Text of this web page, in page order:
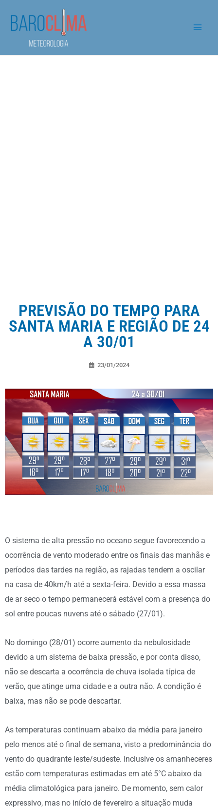
PREVISÃO DO TEMPO PARA
SANTA MARIA E REGIÃO DE 24
A 30/01
23/01/2024
O sistema de alta pressão no oceano segue favorecendo a
ocorrência de vento moderado entre os finais das manhãs e
períodos das tardes na região, as rajadas tendem a oscilar
na casa de 40km/h até a sexta-feira. Devido a essa massa
de ar seco o tempo permanecerá estável com a presença do
sol entre poucas nuvens até o sábado (27/01).
No domingo (28/01) ocorre aumento da nebulosidade
devido a um sistema de baixa pressão, e por conta disso,
não se descarta a ocorrência de chuva isolada típica de
verão, que atinge uma cidade e a outra não. A condição é
baixa, mas não se pode descartar.
As temperaturas continuam abaixo da média para janeiro
pelo menos até o final de semana, visto a predominância do
vento do quadrante leste/sudeste. Inclusive os amanheceres
estão com temperaturas estimadas em até 5°C abaixo da
média climatológica para janeiro. De momento, sem calor
expressivo, mas no início de fevereiro a situação muda